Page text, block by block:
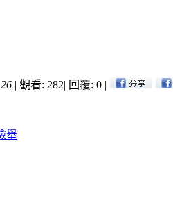
| 觀看: 282| 回覆: 0 |
舉